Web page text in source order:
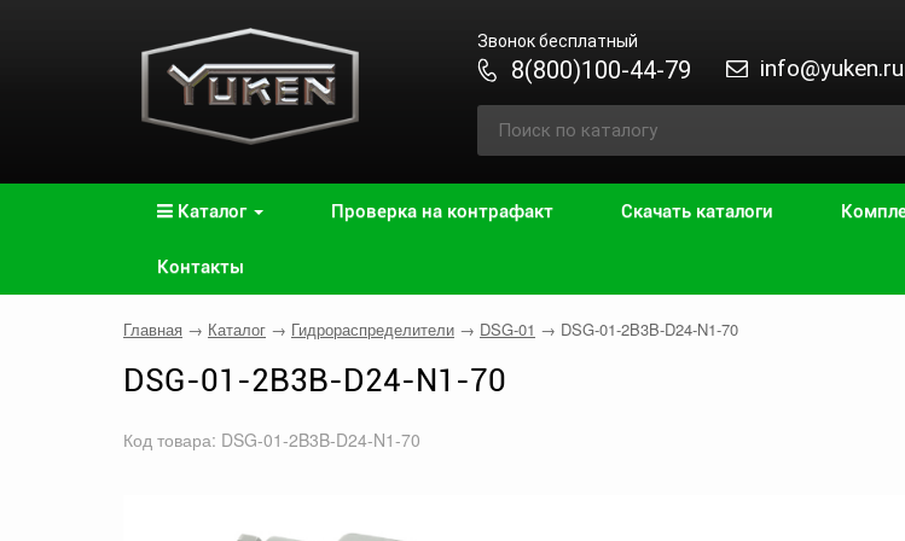
Звонок бесплатный
8(800)100-44-79 info@yuken.ru
Каталог Проверка на контрафакт Скачать каталоги
Контакты
Главная → Каталог → Гидрораспределители → DSG-01 → DSG-01-2B3B-D24-N1-70
DSG-01-2B3B-D24-N1-70
Код товара: DSG-01-2B3B-D24-N1-70